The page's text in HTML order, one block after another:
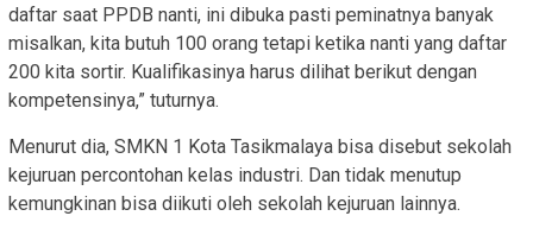
daftar saat PPDB nanti, ini dibuka pasti peminatnya banyak
misalkan, kita butuh 100 orang tetapi ketika nanti yang daftar
200 kita sortir. Kualifikasinya harus dilihat berikut dengan
kompetensinya,” tuturnya.
Menurut dia, SMKN 1 Kota Tasikmalaya bisa disebut sekolah
kejuruan percontohan kelas industri. Dan tidak menutup
kemungkinan bisa diikuti oleh sekolah kejuruan lainnya.